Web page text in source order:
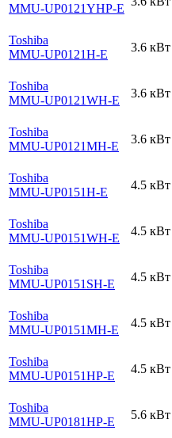
MMU-UP0121YHP-E
Toshiba
MMU-UP0121H-E
3.6 кВт
Toshiba
MMU-UP0121WH-E
3.6 кВт
Toshiba
MMU-UP0121MH-E
3.6 кВт
Toshiba
MMU-UP0151H-E
4.5 кВт
Toshiba
MMU-UP0151WH-E
4.5 кВт
Toshiba
MMU-UP0151SH-E
4.5 кВт
Toshiba
MMU-UP0151MH-E
4.5 кВт
Toshiba
MMU-UP0151HP-E
4.5 кВт
Toshiba
MMU-UP0181HP-E
5.6 кВт